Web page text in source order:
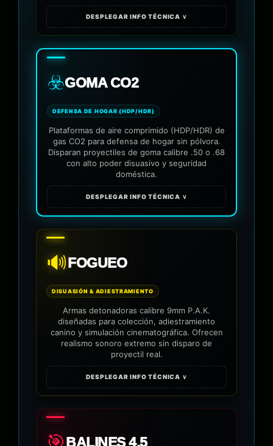
DESPLEGAR INFO TÉCNICA ∨
☣️GOMA CO2
DEFENSA DE HOGAR (HDP/HDR)
Plataformas de aire comprimido (HDP/HDR) de
gas CO2 para defensa de hogar sin pólvora.
Disparan proyectiles de goma calibre .50 o .68
con alto poder disuasivo y seguridad
doméstica.
DESPLEGAR INFO TÉCNICA ∨
🔊FOGUEO
DISUASIÓN & ADIESTRAMIENTO
Armas detonadoras calibre 9mm P.A.K.
diseñadas para colección, adiestramiento
canino y simulación cinematográfica. Ofrecen
realismo sonoro extremo sin disparo de
proyectil real.
DESPLEGAR INFO TÉCNICA ∨
BALINES 4.5